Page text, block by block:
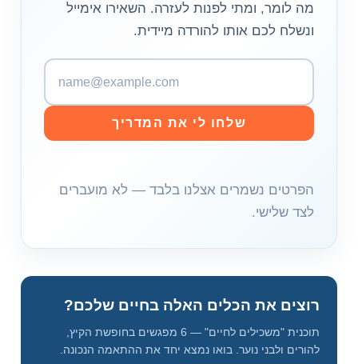
מה לומר, ומתי לפנות לעזרה. השאירו אימייל
ונשלח לכם אותו להורדה מיידית.
שלחו לי את המדריך
הפרטים נשמרים אצלנו בלבד — לא מועברים
לצד שלישי.
רוצים את הכלים האלה בחיים שלכם?
תוכנית "משכילים לחיים" — 6 מפגשים בחופשת הקיץ,
להורים ולבני נוער. בואו נמצא יחד את ההתאמה הנכונה.